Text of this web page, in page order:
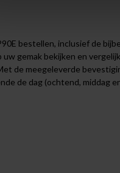
bestellen, inclusief de
gemak bekijken en
de meegeleverde
de dag (ochtend, middag